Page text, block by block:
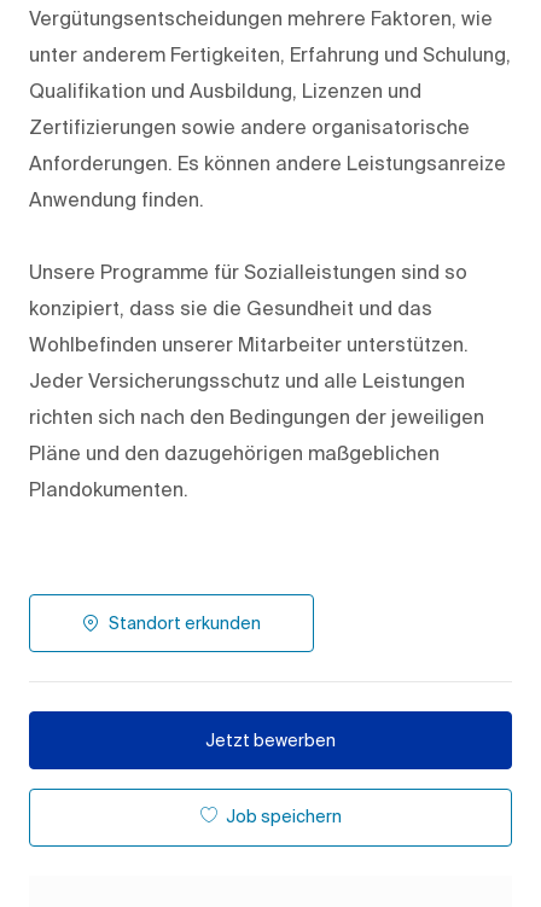
Vergütungsentscheidungen mehrere Faktoren, wie
unter anderem Fertigkeiten, Erfahrung und Schulung,
Qualifikation und Ausbildung, Lizenzen und
Zertifizierungen sowie andere organisatorische
Anforderungen. Es können andere Leistungsanreize
Anwendung finden.
Unsere Programme für Sozialleistungen sind so
konzipiert, dass sie die Gesundheit und das
Wohlbefinden unserer Mitarbeiter unterstützen.
Jeder Versicherungsschutz und alle Leistungen
richten sich nach den Bedingungen der jeweiligen
Pläne und den dazugehörigen maßgeblichen
Plandokumenten.
Standort erkunden
Jetzt bewerben
Job speichern